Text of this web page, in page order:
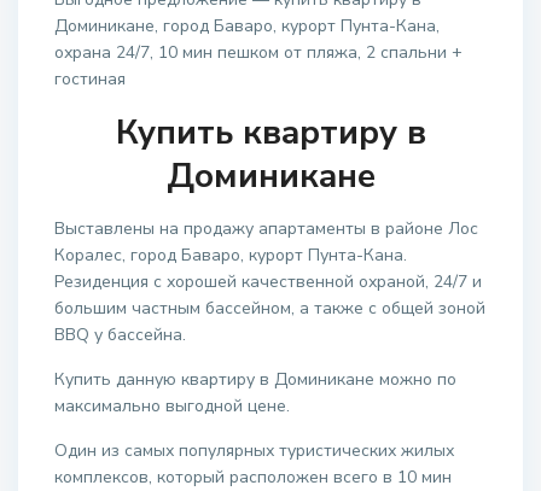
Доминикане, город Баваро, курорт Пунта-Кана,
охрана 24/7, 10 мин пешком от пляжа, 2 спальни +
гостиная
Купить квартиру в
Доминикане
Выставлены на продажу апартаменты в районе Лос
Коралес, город Баваро, курорт Пунта-Кана.
Резиденция с хорошей качественной охраной, 24/7 и
большим частным бассейном, а также с общей зоной
BBQ у бассейна.
Купить данную квартиру в Доминикане можно по
максимально выгодной цене.
Один из самых популярных туристических жилых
комплексов, который расположен всего в 10 мин